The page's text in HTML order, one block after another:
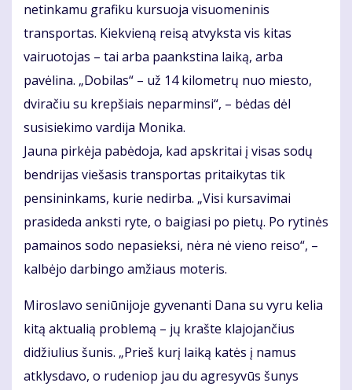
netinkamu grafiku kursuoja visuomeninis
transportas. Kiekvieną reisą atvyksta vis kitas
vairuotojas – tai arba paankstina laiką, arba
pavėlina. „Dobilas“ – už 14 kilometrų nuo miesto,
dviračiu su krepšiais neparminsi“, – bėdas dėl
susisiekimo vardija Monika.
Jauna pirkėja pabėdoja, kad apskritai į visas sodų
bendrijas viešasis transportas pritaikytas tik
pensininkams, kurie nedirba. „Visi kursavimai
prasideda anksti ryte, o baigiasi po pietų. Po rytinės
pamainos sodo nepasieksi, nėra nė vieno reiso“, –
kalbėjo darbingo amžiaus moteris.
Miroslavo seniūnijoje gyvenanti Dana su vyru kelia
kitą aktualią problemą – jų krašte klajojančius
didžiulius šunis. „Prieš kurį laiką katės į namus
atklysdavo, o rudeniop jau du agresyvūs šunys